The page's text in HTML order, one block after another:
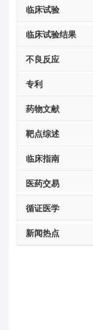
临床试验
临床试验结果
不良反应
专利
药物文献
靶点综述
临床指南
医药交易
循证医学
新闻热点